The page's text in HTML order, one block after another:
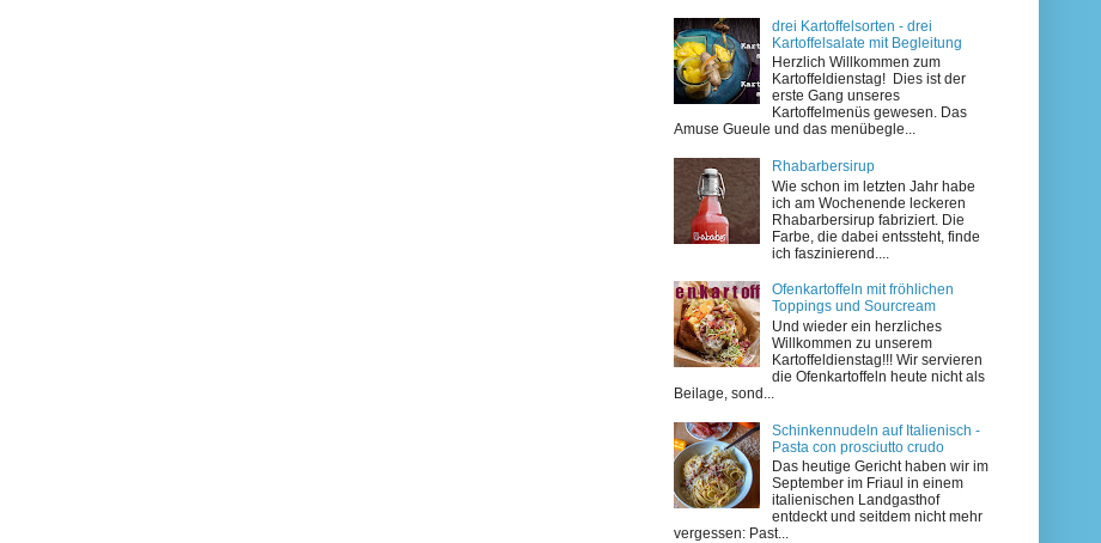
drei Kartoffelsorten - drei
Kartoffelsalate mit Begleitung
Herzlich Willkommen zum
Kartoffeldienstag! Dies ist der
erste Gang unseres
Kartoffelmenüs gewesen. Das
Amuse Gueule und das menübegle...
Rhabarbersirup
Wie schon im letzten Jahr habe
ich am Wochenende leckeren
Rhabarbersirup fabriziert. Die
Farbe, die dabei entssteht, finde
ich faszinierend....
Ofenkartoffeln mit fröhlichen
Toppings und Sourcream
Und wieder ein herzliches
Willkommen zu unserem
Kartoffeldienstag!!! Wir servieren
die Ofenkartoffeln heute nicht als
Beilage, sond...
Schinkennudeln auf Italienisch -
Pasta con prosciutto crudo
Das heutige Gericht haben wir im
September im Friaul in einem
italienischen Landgasthof
entdeckt und seitdem nicht mehr
vergessen: Past...